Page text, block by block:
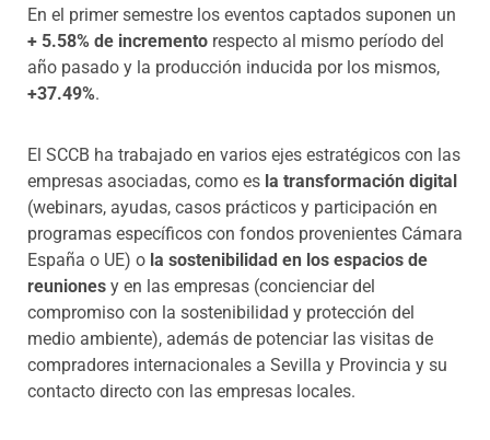
En el primer semestre los eventos captados suponen un
+ 5.58% de incremento respecto al mismo período del
año pasado y la producción inducida por los mismos,
+37.49%.
El SCCB ha trabajado en varios ejes estratégicos con las
empresas asociadas, como es la transformación digital
(webinars, ayudas, casos prácticos y participación en
programas específicos con fondos provenientes Cámara
España o UE) o la sostenibilidad en los espacios de
reuniones y en las empresas (concienciar del
compromiso con la sostenibilidad y protección del
medio ambiente), además de potenciar las visitas de
compradores internacionales a Sevilla y Provincia y su
contacto directo con las empresas locales.